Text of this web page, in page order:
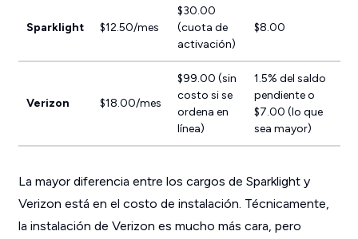
Sparklight $12.50/mes
$30.00
(cuota de
activación)
$8.00
Verizon $18.00/mes
$99.00 (sin
costo si se
ordena en
línea)
1.5% del saldo
pendiente o
$7.00 (lo que
sea mayor)
La mayor diferencia entre los cargos de Sparklight y
Verizon está en el costo de instalación. Técnicamente,
la instalación de Verizon es mucho más cara, pero